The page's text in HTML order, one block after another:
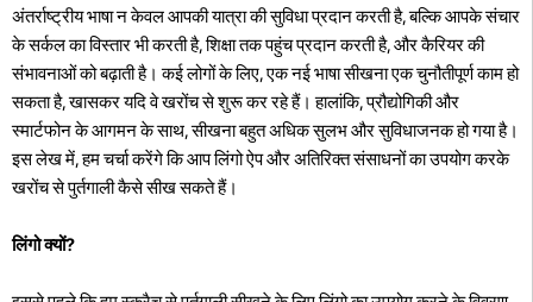
अंतर्राष्ट्रीय भाषा न केवल आपकी यात्रा की सुविधा प्रदान करती है, बल्कि आपके संचार
के सर्कल का विस्तार भी करती है, शिक्षा तक पहुंच प्रदान करती है, और कैरियर की
संभावनाओं को बढ़ाती है। कई लोगों के लिए, एक नई भाषा सीखना एक चुनौतीपूर्ण काम हो
सकता है, खासकर यदि वे खरोंच से शुरू कर रहे हैं। हालांकि, प्रौद्योगिकी और
स्मार्टफोन के आगमन के साथ, सीखना बहुत अधिक सुलभ और सुविधाजनक हो गया है।
इस लेख में, हम चर्चा करेंगे कि आप लिंगो ऐप और अतिरिक्त संसाधनों का उपयोग करके
खरोंच से पुर्तगाली कैसे सीख सकते हैं।
लिंगो क्यों?